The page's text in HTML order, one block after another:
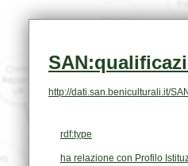
http://dati.san.beniculturali.it/
rdf:type
ha relazione con Profilo